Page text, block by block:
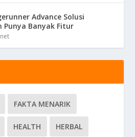
Advance Solusi
Punya Banyak Fitur
FAKTA MENARIK
HEALTH HERBAL